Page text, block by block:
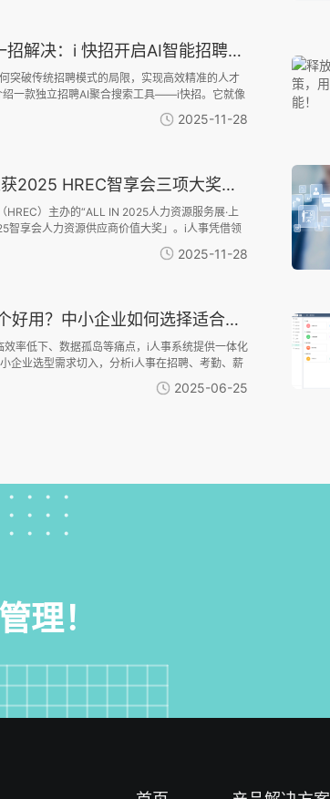
决：i 快招开启AI智能招聘新时代！
突破传统招聘模式的局限，实现高效精准的人才
绍一款独立招聘AI聚合搜索工具——i快招。它就像
借三大核心功能，直击招聘痛点，帮企业实现从
”的转变。
2025-11-28
HREC智享会三项大奖，技术实力获行业认可
HREC）主办的“ALL IN 2025人力资源服务展·上
智享会人力资源供应商价值大奖」。i人事凭借领
越的客户实践价值，荣膺「2025 HCM系统云服
2025招聘管理系统HR臻选供应商」及「2025薪酬
2025-11-28
？中小企业如何选择适合的HR管理系统？
效率低下、数据孤岛等痛点，i人事系统提供一体化
企业选型需求切入，分析i人事在招聘、考勤、薪
适配能力，特别强调其对连锁、制造等特殊场景
程数字化管理、数据安全防护及移动端协同，有
2025-06-25
理！